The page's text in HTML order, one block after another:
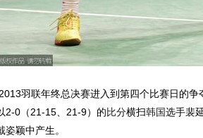
羽联年终总决赛进入到第四个比赛日的争
2-0（21-15、21-9）的比分横扫韩国选手裴
颖中产生。